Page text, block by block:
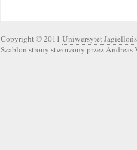
Copyright © 2011 Uniwersytet
Szablon strony stworzony przezAndreas